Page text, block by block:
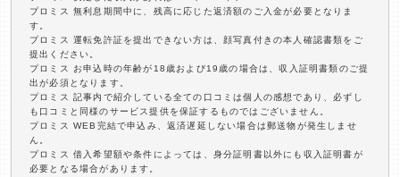
プロミス 無利息期間中に、残高に応じた返済額のご入金が必要となりま
す。
プロミス 運転免許証を提出できない方は、顔写真付きの本人確認書類をご
提出ください。
プロミス お申込時の年齢が18歳および19歳の場合は、収入証明書類のご提
出が必須となります。
プロミス 記事内で紹介している全ての口コミは個人の感想であり、必ずし
も口コミと同様のサービス提供を保証するものではございません。
プロミス WEB完結で申込み、返済遅延しない場合は郵送物が発生しませ
ん。
プロミス 借入希望額や条件によっては、身分証明書以外にも収入証明書が
必要となる場合があります。